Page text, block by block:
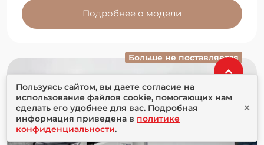
Подробнее о модели
Больше не поставляется
Пользуясь сайтом, вы даете согласие на
использование файлов cookie, помогающих нам
сделать его удобнее для вас. Подробная
информация приведена в политике
конфиденциальности.
×